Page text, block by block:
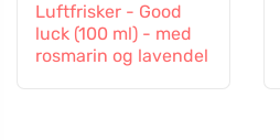
Luftfrisker - Good
luck (100 ml) - med
rosmarin og lavendel